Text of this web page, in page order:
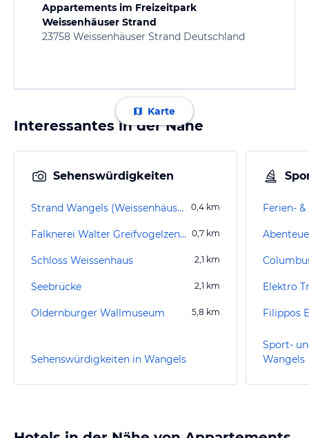
Appartements im Freizeitpark
Weissenhäuser Strand
23758 Weissenhäuser Strand Deutschland
Karte
Interessantes in der Nähe
Sehenswürdigkeiten
Strand Wangels (Weissenhäuser Strand) 0,4 km
Falknerei Walter Greifvogelzentrum Weissenhäuser Strand 0,7 km
Schloss Weissenhaus 2,1 km
Seebrücke 2,1 km
Oldernburger Wallmuseum 5,8 km
Sehenswürdigkeiten in Wangels
Filippos
Sport-
Wangels